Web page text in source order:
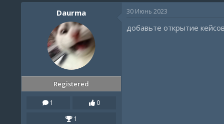
т
т
а
н
а
ч
а
л
а
Daurma
Registered
1
0
1
30 Июнь 2023
добавьте открытие